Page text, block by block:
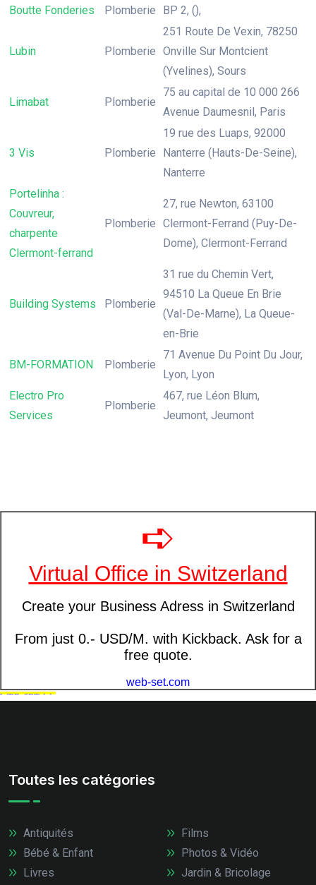
Boutte Fonderies Plomberie BP 2, (),
Lubin Plomberie
251 Route De Vexin, 78250
Onville Sur Montcient
(Yvelines), Sours
Limabat Plomberie
75 au capital de 10 000 266
Avenue Daumesnil, Paris
3 Vis Plomberie
19 rue des Luaps, 92000
Nanterre (Hauts-De-Seine),
Nanterre
Portelinha :
Couvreur,
charpente
Clermont-ferrand
Plomberie
27, rue Newton, 63100
Clermont-Ferrand (Puy-De-
Dome), Clermont-Ferrand
Building Systems Plomberie
31 rue du Chemin Vert,
94510 La Queue En Brie
(Val-De-Marne), La Queue-
en-Brie
BM-FORMATION Plomberie
71 Avenue Du Point Du Jour,
Lyon, Lyon
Electro Pro
Services
Plomberie
467, rue Léon Blum,
Jeumont, Jeumont
Toutes les catégories
Antiquités
Bébé & Enfant
Livres
Films
Photos & Vidéo
Jardin & Bricolage